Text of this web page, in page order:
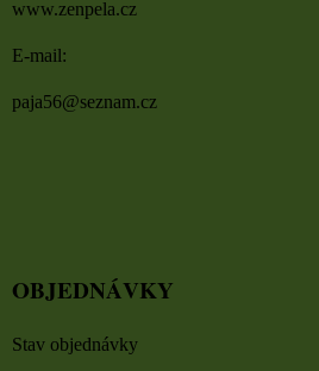
www.zenpela.cz
E-mail:
paja56@seznam.cz
OBJEDNÁVKY
Stav objednávky